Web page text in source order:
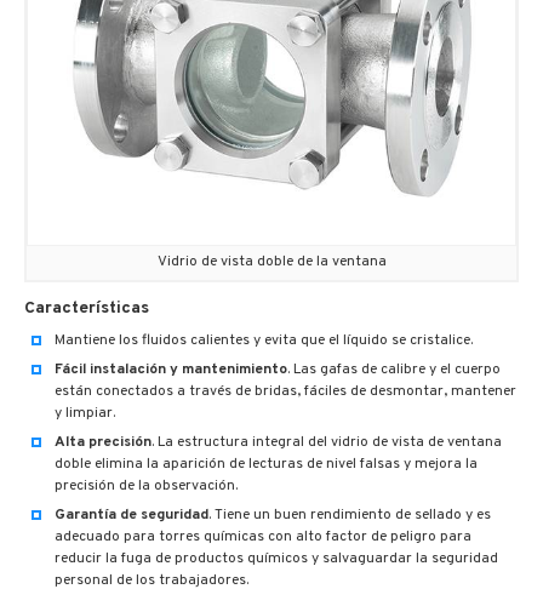
Vidrio de vista doble de la ventana
Características
Mantiene los fluidos calientes y evita que el líquido se cristalice.
Fácil instalación y mantenimiento. Las gafas de calibre y el cuerpo
están conectados a través de bridas, fáciles de desmontar, mantener
y limpiar.
Alta precisión. La estructura integral del vidrio de vista de ventana
doble elimina la aparición de lecturas de nivel falsas y mejora la
precisión de la observación.
Garantía de seguridad. Tiene un buen rendimiento de sellado y es
adecuado para torres químicas con alto factor de peligro para
reducir la fuga de productos químicos y salvaguardar la seguridad
personal de los trabajadores.